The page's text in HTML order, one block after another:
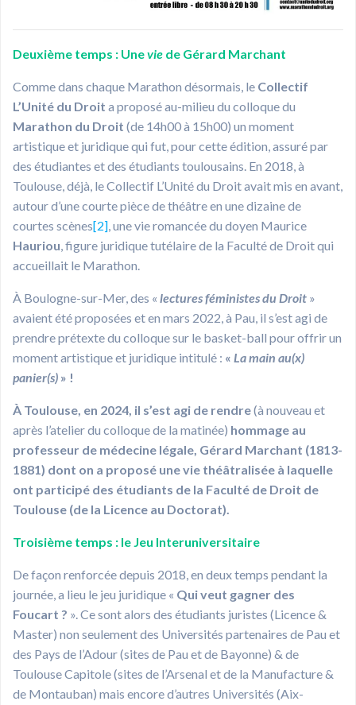
Deuxième temps : Unevie de Gérard Marchant
Comme dans chaque Marathon désormais, le Collectif
L’Unité du Droit a proposé au-milieu du colloque du
Marathon du Droit (de 14h00 à 15h00) un moment
artistique et juridique qui fut, pour cette édition, assuré par
des étudiantes et des étudiants toulousains. En 2018, à
Toulouse, déjà, le Collectif L’Unité du Droit avait mis en avant,
autour d’une courte pièce de théâtre en une dizaine de
courtes scènes[2], une vie romancée du doyen Maurice
Hauriou, figure juridique tutélaire de la Faculté de Droit qui
accueillait le Marathon.
À Boulogne-sur-Mer, des « lectures féministes du Droit »
avaient été proposées et en mars 2022, à Pau, il s’est agi de
prendre prétexte du colloque sur le basket-ball pour offrir un
moment artistique et juridique intitulé : « La main au(x)
panier(s) » !
À Toulouse, en 2024, il s’est agi de rendre(à nouveau et
après l’atelier du colloque de la matinée) hommage au
professeur de médecine légale, Gérard Marchant (1813-
1881) dont on a proposé une vie théâtralisée à laquelle
ont participé des étudiants de la Faculté de Droit de
Toulouse (de la Licence au Doctorat).
Troisième temps : le Jeu Interuniversitaire
De façon renforcée depuis 2018, en deux temps pendant la
journée, a lieu le jeu juridique « Qui veut gagner des
Foucart ? ». Ce sont alors des étudiants juristes (Licence &
Master) non seulement des Universités partenaires de Pau et
des Pays de l’Adour (sites de Pau et de Bayonne) & de
Toulouse Capitole (sites de l’Arsenal et de la Manufacture &
de Montauban) mais encore d’autres Universités (Aix-